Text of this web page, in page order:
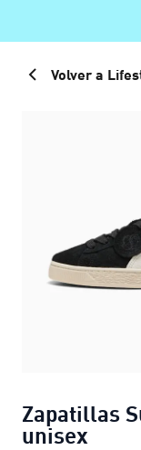
Volver a
Zapatillas
unisex